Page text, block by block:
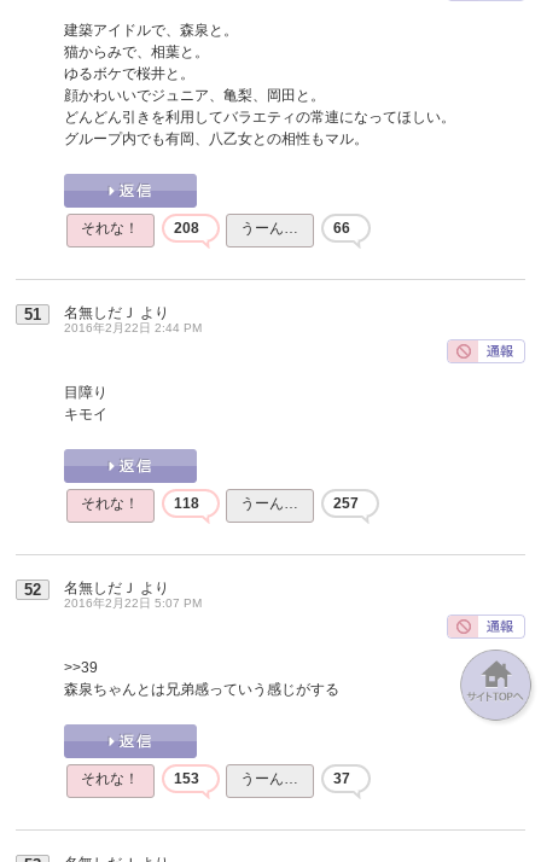
建築アイドルで、森泉と。
猫からみで、相葉と。
ゆるボケで桜井と。
顔かわいいでジュニア、亀梨、岡田と。
どんどん引きを利用してバラエティの常連になってほしい。
グループ内でも有岡、八乙女との相性もマル。
それな！ 208 うーん… 66
51 名無しだＪ より
2016年2月22日 2:44 PM
目障り
キモイ
それな！ 118 うーん… 257
52 名無しだＪ より
2016年2月22日 5:07 PM
>>39
森泉ちゃんとは兄弟感っていう感じがする
それな！ 153 うーん… 37